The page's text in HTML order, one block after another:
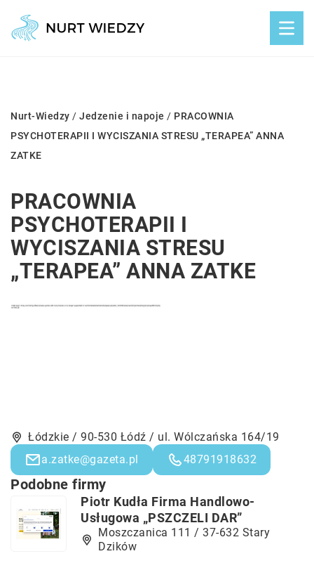
Nurt-Wiedzy / Jedzenie i napoje / PRACOWNIA
PSYCHOTERAPII I WYCISZANIA STRESU „TERAPEA” ANNA
ZATKE
PRACOWNIA
PSYCHOTERAPII I
WYCISZANIA STRESU
„TERAPEA” ANNA ZATKE
Łódzkie / 90-530 Łódź / ul. Wólczańska 164/19
a.zatke@gazeta.pl
48791918632
Podobne firmy
Piotr Kudła Firma Handlowo-
Usługowa „PSZCZELI DAR”
Moszczanica 111 / 37-632 Stary
Dzików